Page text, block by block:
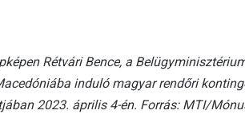
Rétvári Bence, a
induló magyar rendőri
2023. április 4-én. Forrás: MTI/